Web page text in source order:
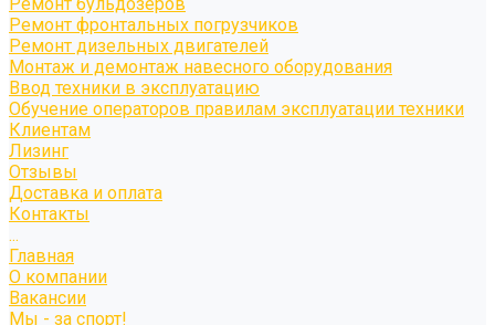
Ремонт фронтальных погрузчиков
Ремонт дизельных двигателей
Монтаж и демонтаж навесного оборудования
Ввод техники в эксплуатацию
Обучение операторов правилам эксплуатации техники
Клиентам
Лизинг
Отзывы
Доставка и оплата
Контакты
...
Главная
О компании
Вакансии
Мы - за спорт!